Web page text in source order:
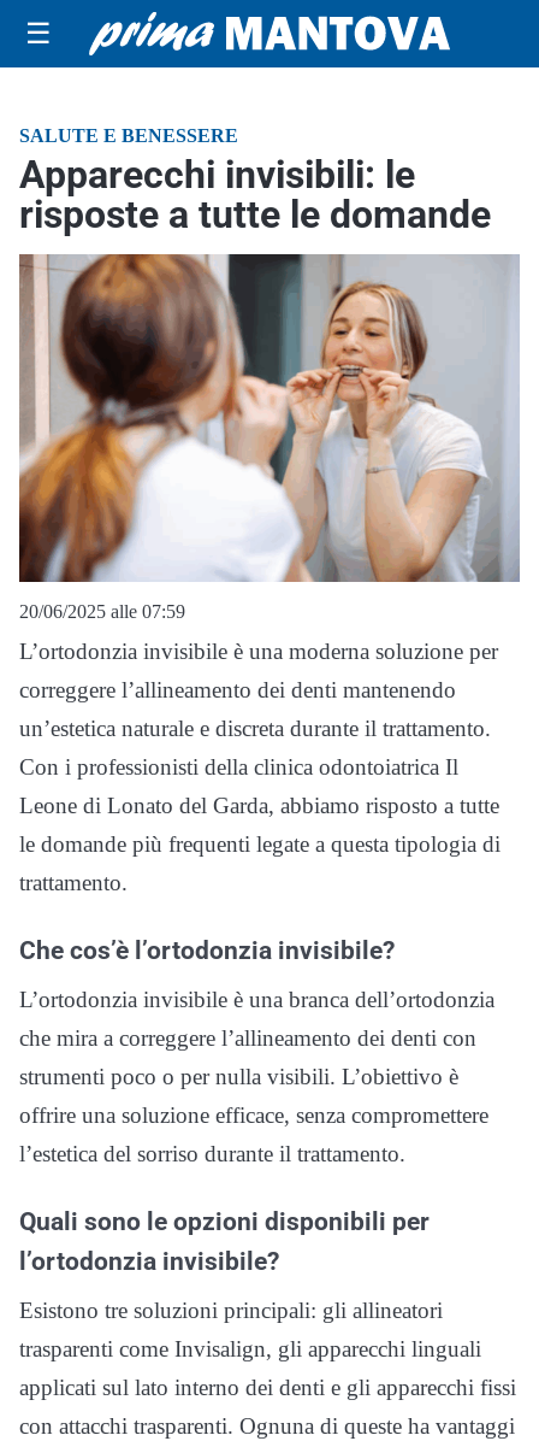
☰
SALUTE E BENESSERE
Apparecchi invisibili: le
risposte a tutte le domande
20/06/2025 alle 07:59
L’ortodonzia invisibile è una moderna soluzione per
correggere l’allineamento dei denti mantenendo
un’estetica naturale e discreta durante il trattamento.
Con i professionisti della clinica odontoiatrica Il
Leone di Lonato del Garda, abbiamo risposto a tutte
le domande più frequenti legate a questa tipologia di
trattamento.
Che cos’è l’ortodonzia invisibile?
L’ortodonzia invisibile è una branca dell’ortodonzia
che mira a correggere l’allineamento dei denti con
strumenti poco o per nulla visibili. L’obiettivo è
offrire una soluzione efficace, senza compromettere
l’estetica del sorriso durante il trattamento.
Quali sono le opzioni disponibili per
l’ortodonzia invisibile?
Esistono tre soluzioni principali: gli allineatori
trasparenti come Invisalign, gli apparecchi linguali
applicati sul lato interno dei denti e gli apparecchi fissi
con attacchi trasparenti. Ognuna di queste ha vantaggi